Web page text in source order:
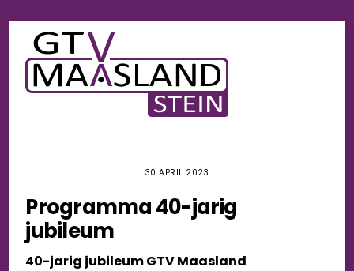
content
30 APRIL 2023
Programma 40-jarig
jubileum
40-jarig jubileum GTV Maasland